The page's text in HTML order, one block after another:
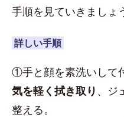
手順を見ていきましょ
詳しい手順
①手と顔を素洗いして
気を軽く拭き取り 、ジ
整える。